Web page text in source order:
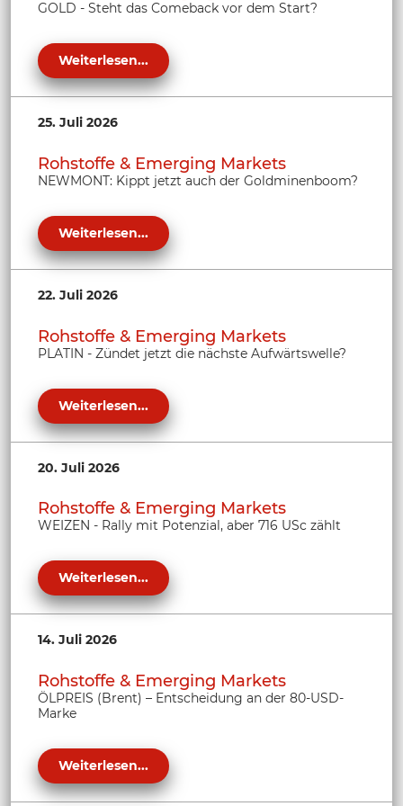
GOLD - Steht das Comeback vor dem Start?
Weiterlesen...
25. Juli 2026
Rohstoffe & Emerging Markets
NEWMONT: Kippt jetzt auch der Goldminenboom?
Weiterlesen...
22. Juli 2026
Rohstoffe & Emerging Markets
PLATIN - Zündet jetzt die nächste Aufwärtswelle?
Weiterlesen...
20. Juli 2026
Rohstoffe & Emerging Markets
WEIZEN - Rally mit Potenzial, aber 716 USc zählt
Weiterlesen...
14. Juli 2026
Rohstoffe & Emerging Markets
ÖLPREIS (Brent) – Entscheidung an der 80-USD-
Marke
Weiterlesen...